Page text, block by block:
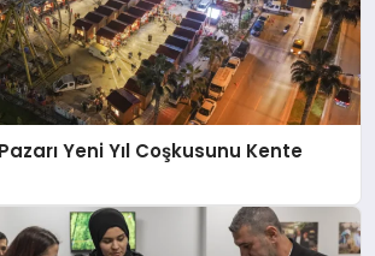
Yeni Yıl Coşkusunu Kente